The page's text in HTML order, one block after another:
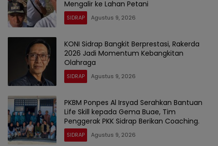
Mengalir ke Lahan Petani
SIDRAP Agustus 9, 2026
KONI Sidrap Bangkit Berprestasi, Rakerda
2026 Jadi Momentum Kebangkitan
Olahraga
SIDRAP Agustus 9, 2026
PKBM Ponpes Al Irsyad Serahkan Bantuan
Life Skill kepada Gema Buae, Tim
Penggerak PKK Sidrap Berikan Coaching.
SIDRAP Agustus 9, 2026